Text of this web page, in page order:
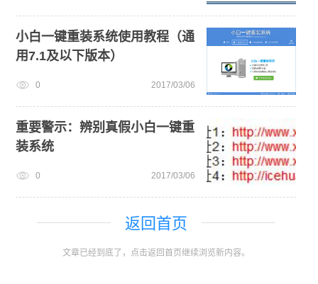
小白一键重装系统使用教程（通
用7.1及以下版本）
0 2017/03/06
重要警示：辨别真假小白一键重
装系统
0 2017/03/06
返回首页
文章已经到底了，点击返回首页继续浏览新内容。